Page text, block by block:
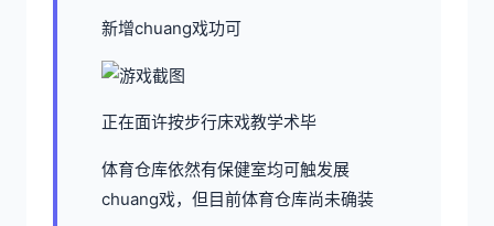
新增chuang戏功可
正在面许按步行床戏教学术毕
体育仓库依然有保健室均可触发展
chuang戏，但目前体育仓库尚未确装